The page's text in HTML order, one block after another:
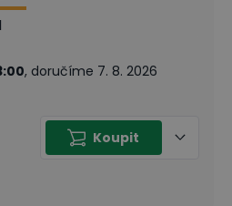
, doručíme 7. 8. 2026
Koupit